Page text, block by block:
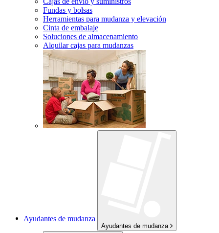
Fundas y bolsas
Herramientas para mudanza y elevación
Cinta de embalaje
Soluciones de almacenamiento
Alquilar cajas para mudanzas
Ayudantes de mudanza
Ayudantes de mudanza